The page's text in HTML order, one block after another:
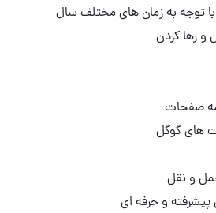
توجه به زمان های مختلف سال
و رها کردن
های گوگل
و نقل
پیشرفته و حرفه ای